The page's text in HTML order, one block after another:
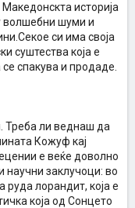
историја
волшебни шуми и
си има своја
суштества која е
спакува и продаде.
Треба ли веднаш да
Кожуф кај
е веќе доволно
научни заклучоци: во
руда лорандит, која е
која од Сонцето